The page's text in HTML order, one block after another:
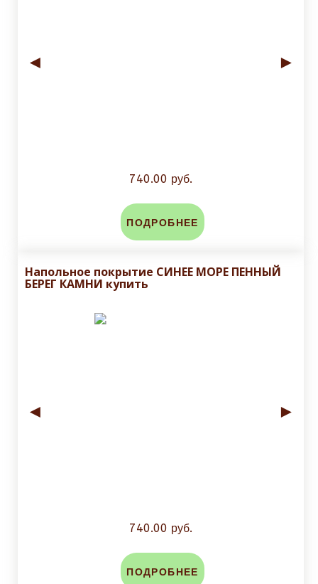
◄ ►
740.00 руб.
ПОДРОБНЕЕ
Напольное покрытие СИНЕЕ МОРЕ ПЕННЫЙ
БЕРЕГ КАМНИ купить
◄ ►
740.00 руб.
ПОДРОБНЕЕ